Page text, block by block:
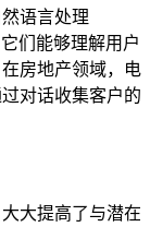
语言处理
们能够理解用户
房地产领域，电
对话收集客户的
大提高了与潜在